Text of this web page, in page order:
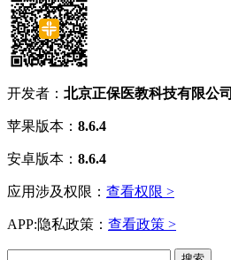
开发者： 北京正保医教科技有限公司
苹果版本： 8.6.4
安卓版本： 8.6.4
应用涉及权限： 查看权限 >
APP:隐私政策： 查看政策 >